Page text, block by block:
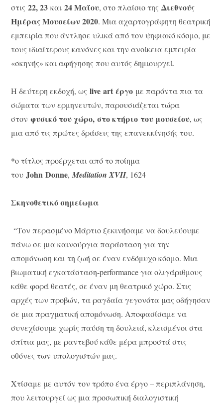
στις22, 23 και24 Μαΐου, στο πλαίσιο τηςΔιεθνούς
Ημέρας Μουσείων 2020. Μια αχαρτογράφητη θεατρική
εμπειρία που άντλησε υλικά από τον ψηφιακό κόσμο, με
τους ιδιαίτερους κανόνες και την ανοίκεια εμπειρία
«σκηνής» και αφήγησης που αυτός δημιουργεί.
Η δεύτερη εκδοχή, ωςlive art έργο με παρόντα πια τα
σώματα των ερμηνευτών, παρουσιάζεται τώρα
στονφυσικό του χώρο, στο κτήριο του μουσείου, ως
μια από τις πρώτες δράσεις της επανεκκίνησής του.
*ο τίτλος προέρχεται από το ποίημα
τουJohn Donne,Meditation XVII, 1624
Σκηνοθετικό σημείωμα
“Τον περασμένο Μάρτιο ξεκινήσαμε να δουλεύουμε
πάνω σε μια καινούργια παράσταση για την
απομόνωση και τη ζωή σε έναν ενδόμυχο κόσμο. Μια
βιωματική εγκατάσταση-performance για ολιγάριθμους
κάθε φορά θεατές, σε έναν μη θεατρικό χώρο. Στις
αρχές των προβών, τα ραγδαία γεγονότα μας οδήγησαν
σε μια πραγματική απομόνωση. Αποφασίσαμε να
συνεχίσουμε χωρίς παύση τη δουλειά, κλεισμένοι στα
σπίτια μας, με ραντεβού κάθε μέρα μπροστά στις
οθόνες των υπολογιστών μας.
Χτίσαμε με αυτόν τον τρόπο ένα έργο – περιπλάνηση,
που λειτουργεί ως μια προσωπική διαλογιστική